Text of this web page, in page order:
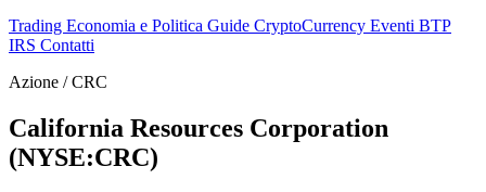
Trading Economia e Politica Guide CryptoCurrency Eventi BTP
IRS Contatti
Azione / CRC
California Resources Corporation
(NYSE:CRC)